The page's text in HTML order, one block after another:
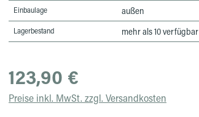
Einbaulage außen
Lagerbestand mehr als 10 verfügbar
Regulärer Preis:
123,90 €
Preise inkl. MwSt. zzgl. Versandkosten